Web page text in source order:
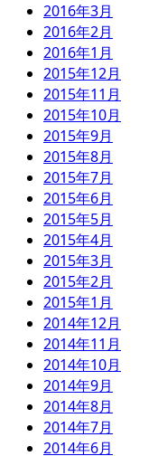
2016年3月
2016年2月
2016年1月
2015年12月
2015年11月
2015年10月
2015年9月
2015年8月
2015年7月
2015年6月
2015年5月
2015年4月
2015年3月
2015年2月
2015年1月
2014年12月
2014年11月
2014年10月
2014年9月
2014年8月
2014年7月
2014年6月